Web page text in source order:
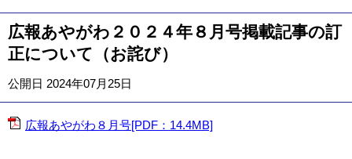
広報あやがわ２０２４年８月号掲載記事の訂
正について（お詫び）
公開日 2024年07月25日
広報あやがわ８月号[PDF：14.4MB]